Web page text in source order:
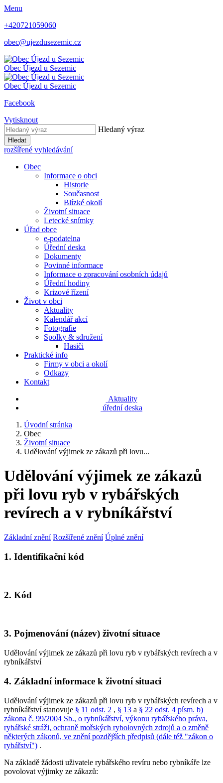
Menu
+420721059060
obec@ujezdusezemic.cz
Obec Újezd u Sezemic
Obec Újezd u Sezemic
Facebook
Vytisknout
Hledaný výraz
Hledat
rozšířené vyhledávání
Obec
Informace o obci
Historie
Současnost
Blízké okolí
Životní situace
Letecké snímky
Úřad obce
e-podatelna
Úřední deska
Dokumenty
Povinné informace
Informace o zpracování osobních údajů
Úřední hodiny
Krizové řízení
Život v obci
Aktuality
Kalendář akcí
Fotografie
Spolky & sdružení
Hasiči
Praktické info
Firmy v obci a okolí
Odkazy
Kontakt
Aktuality
úřední deska
Úvodní stránka
Obec
Životní situace
Udělování výjimek ze zákazů při lovu...
Udělování výjimek ze zákazů
při lovu ryb v rybářských
revírech a v rybníkářství
Základní znění Rozšířené znění Úplné znění
1. Identifikační kód
2. Kód
3. Pojmenování (název) životní situace
Udělování výjimek ze zákazů při lovu ryb v rybářských revírech a v
rybníkářství
4. Základní informace k životní situaci
Udělování výjimek ze zákazů při lovu ryb v rybářských revírech a v
rybníkářství stanovuje § 11 odst. 2 , § 13 a § 22 odst. 4 písm. b)
zákona č. 99/2004 Sb., o rybníkářství, výkonu rybářského práva,
rybářské stráži, ochraně mořských rybolovných zdrojů a o změně
některých zákonů, ve znění pozdějších předpisů (dále též "zákon o
rybářství") .
Na základě žádosti uživatele rybářského revíru nebo rybníkáře lze
povolovat výjimky ze zákazů: